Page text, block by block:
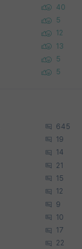
40
5
12
13
5
5
645
19
14
21
15
12
9
10
17
22